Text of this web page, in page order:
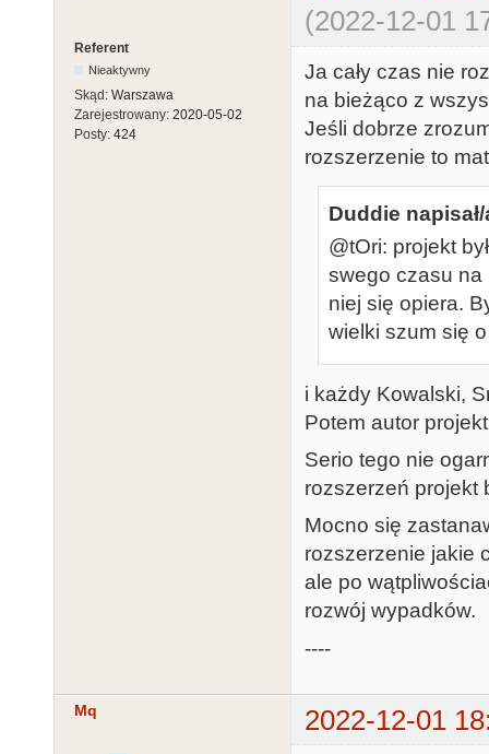
(2022-12-01
Referent
Nieaktywny
Skąd: Warszawa
Zarejestrowany: 2020-05-02
Posty: 424
Ja cały czas nie
na bieżąco z
Jeśli dobrze
rozszerzenie to
Duddie
@tOri: projekt
swego czasu na
niej się opiera.
wielki szum się o
i każdy Kowalski,
Potem autor
Serio tego nie
rozszerzeń projekt
Mocno się
rozszerzenie jakie
ale po
rozwój wypadków.
----
Mq 2022-12-01